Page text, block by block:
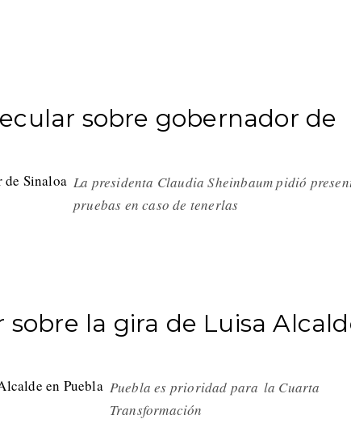
sobre gobernador de
La presidenta Claudia Sheinbaum pidió
pruebas en caso de tenerlas
sobre la gira de Luisa
Puebla es prioridad para la Cuarta
Transformación